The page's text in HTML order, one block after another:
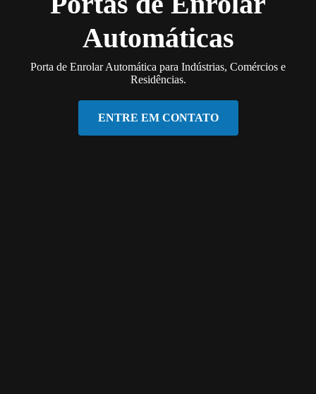
Automáticas
Porta de Enrolar Automática para Indústrias, Comércios e
Residências.
ENTRE EM CONTATO